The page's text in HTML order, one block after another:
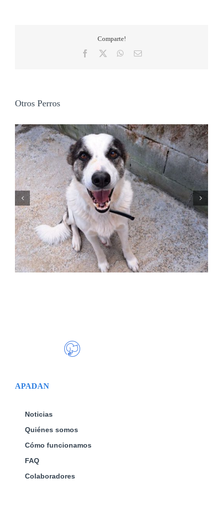
Comparte!
Facebook WhatsApp
Correo
Otros Perros
NALA
APADAN
Noticias
Quiénes somos
Cómo funcionamos
FAQ
Colaboradores